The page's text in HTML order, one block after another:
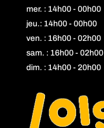
mer. : 14h00 - 00h00
jeu.: 14h00 - 00h00
ven. : 16h00 - 02h00
sam. : 16h00 - 02h00
dim. : 14h00 - 20h00